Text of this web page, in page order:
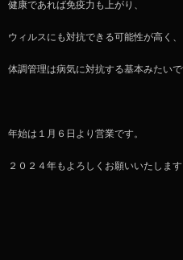
健康であれば免疫力も上がり、
ウィルスにも対抗できる可能性が高く、
体調管理は病気に対抗する基本みたいで
年始は１月６日より営業です。
２０２４年もよろしくお願いいたします